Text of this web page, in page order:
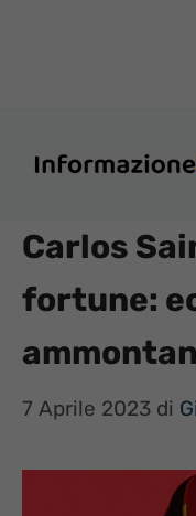
Carlos
fortune:
7 Aprile 2023 di